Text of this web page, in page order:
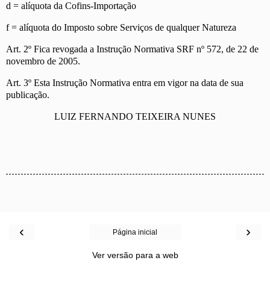
d = alíquota da Cofins-Importação
f = alíquota do Imposto sobre Serviços de qualquer Natureza
Art. 2º Fica revogada a Instrução Normativa SRF nº 572, de 22 de
novembro de 2005.
Art. 3º Esta Instrução Normativa entra em vigor na data de sua
publicação.
LUIZ FERNANDO TEIXEIRA NUNES
‹ ›
Página inicial
Ver versão para a web